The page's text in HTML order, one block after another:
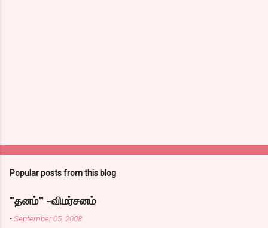
Popular posts from this blog
"தனம்” -விமர்சனம்
-September 05, 2008